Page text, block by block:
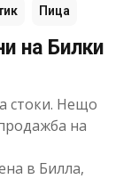
Пица
на Билки
стоки. Нещо
на
в Билла,